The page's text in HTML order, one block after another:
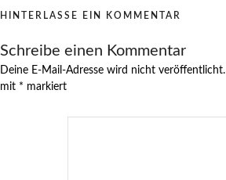
HINTERLASSE EIN KOMMENTAR
Schreibe einen Kommentar
Deine E-Mail-Adresse wird nicht veröffentlicht.
mit * markiert